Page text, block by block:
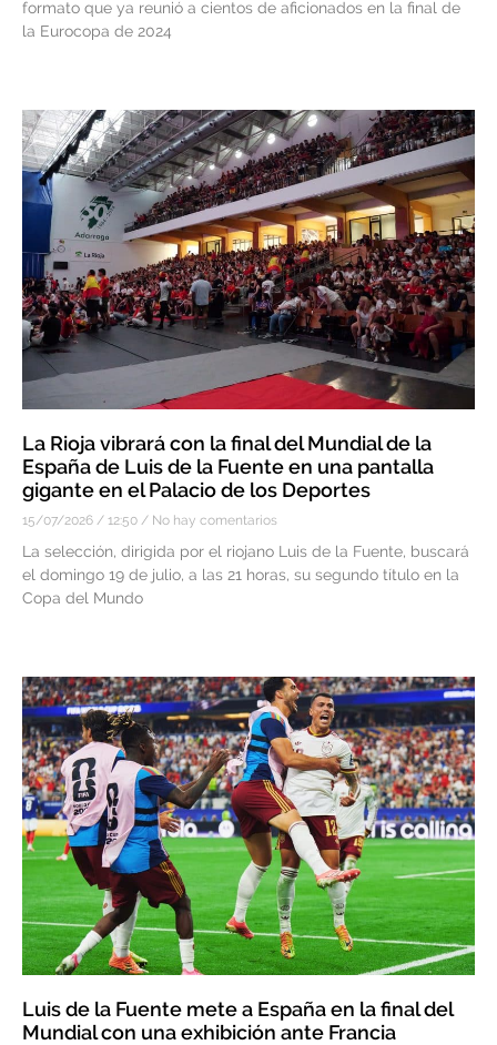
formato que ya reunió a cientos de aficionados en la final de
la Eurocopa de 2024
La Rioja vibrará con la final del Mundial de la
España de Luis de la Fuente en una pantalla
gigante en el Palacio de los Deportes
15/07/2026 12:50 No hay comentarios
La selección, dirigida por el riojano Luis de la Fuente, buscará
el domingo 19 de julio, a las 21 horas, su segundo título en la
Copa del Mundo
Luis de la Fuente mete a España en la final del
Mundial con una exhibición ante Francia